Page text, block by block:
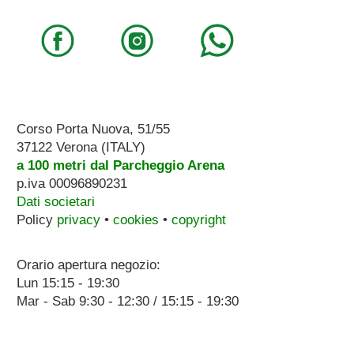
Corso Porta Nuova, 51/55
37122 Verona (ITALY)
a 100 metri dal Parcheggio Arena
p.iva 00096890231
Dati societari
Policy privacy• cookies • copyright
Orario apertura negozio:
Lun 15:15 - 19:30
Mar - Sab 9:30 - 12:30 / 15:15 - 19:30